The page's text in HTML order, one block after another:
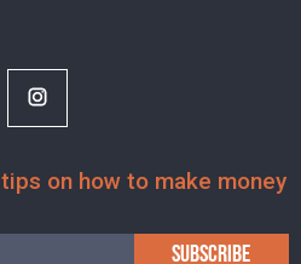
on how to make money
SUBSCRIBE